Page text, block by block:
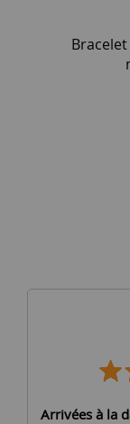
Arrivées à la